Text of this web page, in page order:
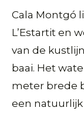
Cala Montgó
L’Estartit en
van de
baai. Het
meter brede
een